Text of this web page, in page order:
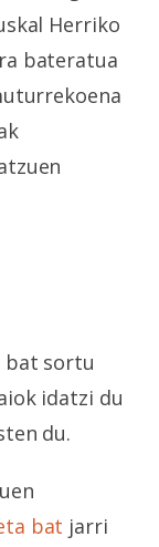
Herriko
bateratua
bat sortu
idatzi du
du.
bat jarri